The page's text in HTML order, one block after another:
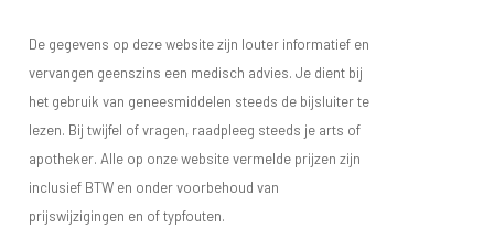
De gegevens op deze website zijn louter informatief en
vervangen geenszins een medisch advies. Je dient bij
het gebruik van geneesmiddelen steeds de bijsluiter te
lezen. Bij twijfel of vragen, raadpleeg steeds je arts of
apotheker. Alle op onze website vermelde prijzen zijn
inclusief BTW en onder voorbehoud van
prijswijzigingen en of typfouten.